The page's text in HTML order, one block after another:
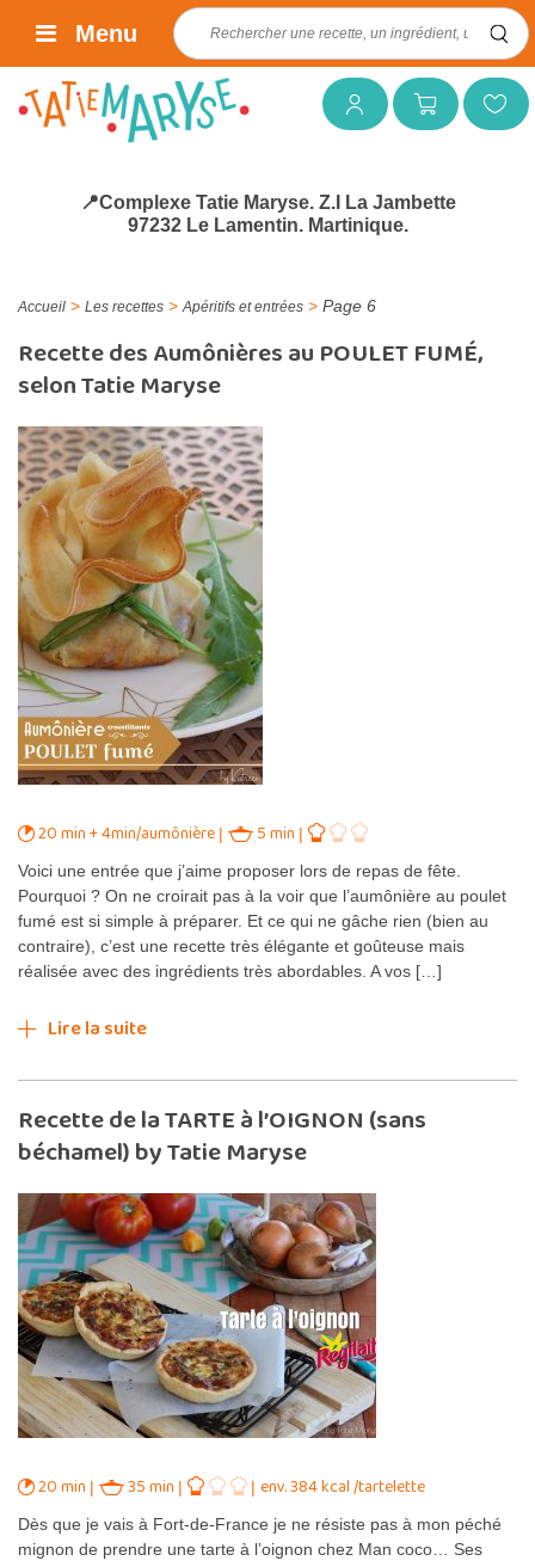
Mon compteMon panierMes favoris
Rechercher :
Menu
📍Complexe Tatie Maryse. Z.I La Jambette
97232 Le Lamentin. Martinique.
Accueil > Les recettes > Apéritifs et entrées > Page 6
Recette des Aumônières au POULET FUMÉ,
selon Tatie Maryse
20 min + 4min/aumônière 5 min
Voici une entrée que j’aime proposer lors de repas de fête.
Pourquoi ? On ne croirait pas à la voir que l’aumônière au poulet
fumé est si simple à préparer. Et ce qui ne gâche rien (bien au
contraire), c’est une recette très élégante et goûteuse mais
réalisée avec des ingrédients très abordables. A vos […]
Lire la suite
Recette de la TARTE à l’OIGNON (sans
béchamel) by Tatie Maryse
20 min 35 min env. 384 kcal /tartelette
Dès que je vais à Fort-de-France je ne résiste pas à mon péché
mignon de prendre une tarte à l’oignon chez Man coco… Ses